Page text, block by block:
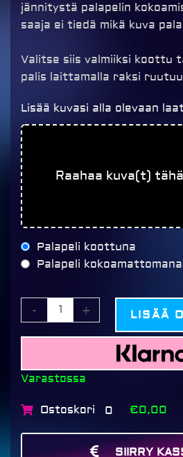
jännitystä palapelin
saaja ei tiedä mikä kuva
Valitse siis valmiiksi koottu
palis laittamalla raksi
Lisää kuvasi alla olevaan
Raahaa kuva(t)
Palapeli koottuna
Palapeli kokoamattomana
-
Palapeli
omasta
kuvasta,
96
palaa
määrä
+ LISÄÄ
Varastossa
Ostoskori 0 €0,00
SIIRRY